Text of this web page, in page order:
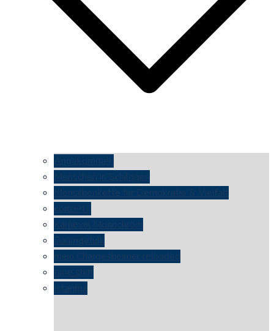
Angekommen
Menschen in Schildgen
Menschenkette für Demokratie & Vielfalt
konzerte
Karneval Monochrom
Baumgefühl
mein Chargesheimer reloaded
time shift
Istanbul